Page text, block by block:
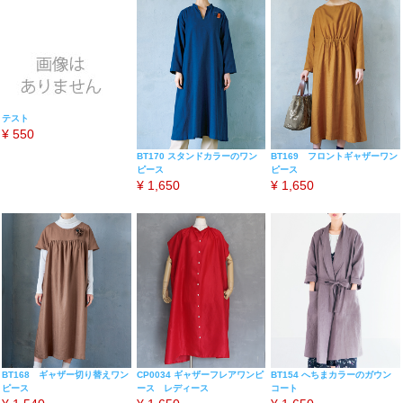
テスト
¥550
BT170 スタンドカラーのワン
ピース
¥ 1,650
BT169 フロントギャザーワン
ピース
¥ 1,650
BT168 ギャザー切り替えワン
ピース
CP0034 ギャザーフレアワンピ
ース レディース
BT154 へちまカラーのガウン
コート